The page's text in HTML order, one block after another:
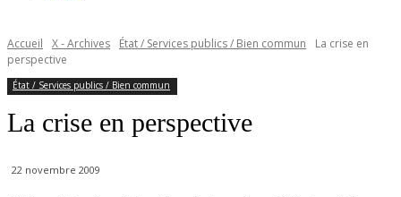
Accueil X - Archives État / Services publics / Bien commun
La crise en
perspective
État / Services publics / Bien commun
La crise en perspective
22 novembre 2009